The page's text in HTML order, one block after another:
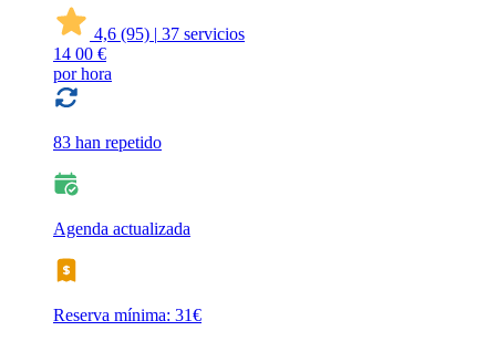
4,6 (95) | 37 servicios
14 00 €
por hora
83 han repetido
Agenda actualizada
Reserva mínima: 31€